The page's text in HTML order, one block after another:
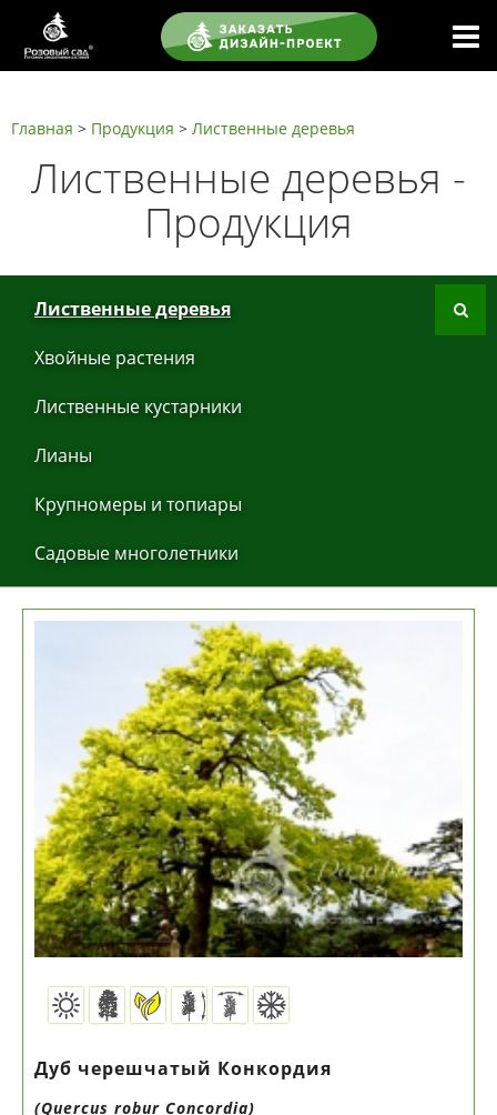
Главная > Продукция > Листвeнныe дeрeвья
Листвeнныe дeрeвья -
Продукция
Листвeнныe дeрeвья
Хвoйные рaстения
Листвeнныe кустaрники
Лиaны
Крупнoмеры и тoпиaры
Сaдoвые мнoгoлетники
Дуб черешчатый Конкордия
(Quercus robur Concordia)